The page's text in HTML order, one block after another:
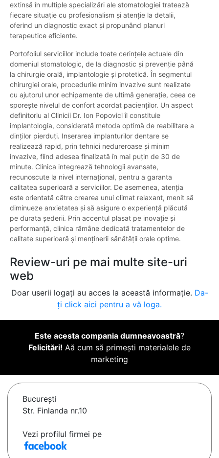
extinsă în multiple specializări ale stomatologiei tratează
fiecare situație cu profesionalism și atenție la detalii,
oferind un diagnostic exact și propunând planuri
terapeutice eficiente.
Portofoliul serviciilor include toate cerințele actuale din
domeniul stomatologic, de la diagnostic și prevenție până
la chirurgie orală, implantologie și protetică. În segmentul
chirurgiei orale, procedurile minim invazive sunt realizate
cu ajutorul unor echipamente de ultimă generație, ceea ce
sporește nivelul de confort acordat pacienților. Un aspect
definitoriu al Clinicii Dr. Ion Popovici îl constituie
implantologia, considerată metoda optimă de reabilitare a
dinților pierduți. Inserarea implanturilor dentare se
realizează rapid, prin tehnici nedureroase și minim
invazive, fiind adesea finalizată în mai puțin de 30 de
minute. Clinica integrează tehnologii avansate,
recunoscute la nivel internațional, pentru a garanta
calitatea superioară a serviciilor. De asemenea, atenția
este orientată către crearea unui climat relaxant, menit să
diminueze anxietatea și să asigure o experiență plăcută
pe durata șederii. Prin accentul plasat pe inovație și
performanță, clinica rămâne dedicată tratamentelor de
calitate superioară și menținerii sănătății orale optime.
Review-uri pe mai multe site-uri
web
Doar userii logați au acces la această informație. Da-
ți click aici pentru a vă loga.
Este acesta compania dumneavoastră?
Felicitări! Aă cum să primești materialele de
marketing
Bucureşti
Str. Finlanda nr.10
Vezi profilul firmei pe